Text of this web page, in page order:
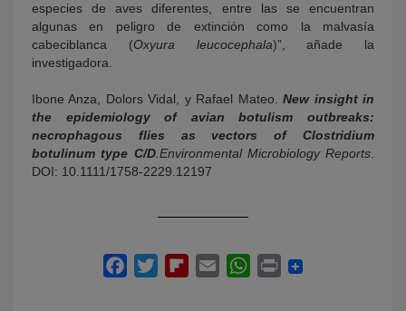
especies de aves diferentes, entre las se encuentran
algunas en peligro de extinción como la malvasía
cabeciblanca (Oxyura leucocephala)”, añade la
investigadora.
Ibone Anza, Dolors Vidal, y Rafael Mateo.New insight in
the epidemiology of avian botulism outbreaks:
necrophagous flies as vectors of Clostridium
botulinum type C/D.Environmental Microbiology Reports
DOI: 10.1111/1758-2229.12197